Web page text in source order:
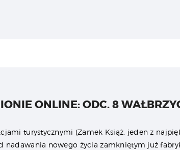
ONLINE: ODC. 8
turystycznymi (Zamek Książ, jeden z
nadawania nowego życia zamkniętym już